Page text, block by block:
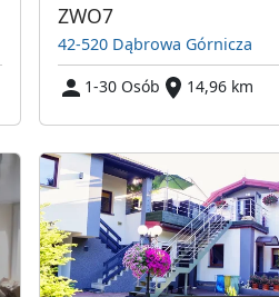
ZWO7
42-520 Dąbrowa Górnicza
1-30 Osób
14,96 km